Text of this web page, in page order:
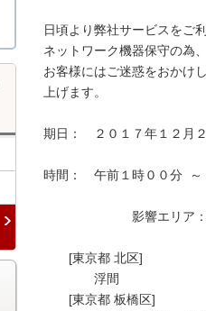
日頃より弊社サービスをご
ネットワーク機器保守の為
お客様にはご迷惑をおかけ
上げます。
期日：　２０１７年１２月
時間：　午前１時００分
影響エリア：　下記
[東京都 北区]
浮間
[東京都 板橋区]